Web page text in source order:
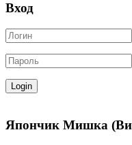
Вход
Япончик Мишка